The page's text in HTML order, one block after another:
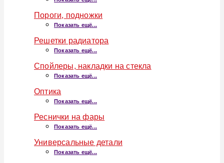
Пороги, подножки
Показать ещё...
Решетки радиатора
Показать ещё...
Спойлеры, накладки на стекла
Показать ещё...
Оптика
Показать ещё...
Реснички на фары
Показать ещё...
Универсальные детали
Показать ещё...